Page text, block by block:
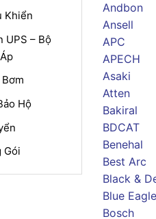
Khiển
UPS – Bộ
Hộ
Gói
Andbon
Ansell
APC
APECH
Asaki
Atten
Bakiral
BDCAT
Benehal
Best Arc
Black &
Blue Eagle
Bosch